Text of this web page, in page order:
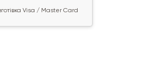
Visa / Master Card